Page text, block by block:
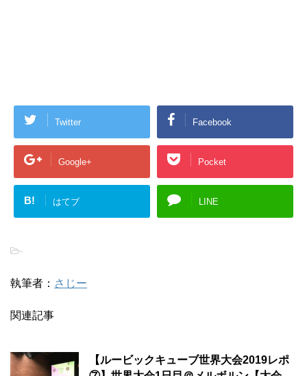
Twitter Facebook
Google+ Pocket
B! はてブ LINE
-
執筆者： さじー
関連記事
【ルービックキューブ世界大会2019レポ